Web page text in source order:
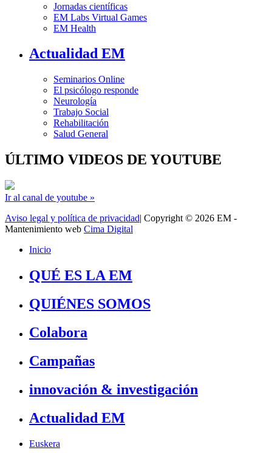
Jornadas científicas
EM Labs Virtual Games
EM Health
Actualidad EM
Seminarios Online
El psicólogo responde
Neurología
Trabajo Social
Rehabilitación
Salud General
ÚLTIMO VIDEOS DE YOUTUBE
Ir al canal de youtube »
Aviso legal y política de privacidad| Copyright © 2026 EM -
Mantenimiento web Cima Digital
Inicio
QUÉ ES LA EM
QUIÉNES SOMOS
Colabora
Campañas
innovación & investigación
Actualidad EM
Euskera